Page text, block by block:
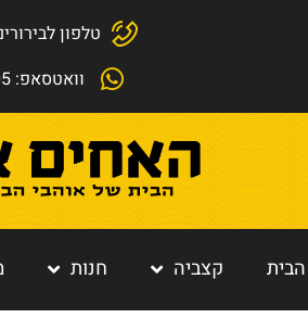
טלפון לבירורים: 03-
וואטסאפ: 050-5222505
קצביה חנות